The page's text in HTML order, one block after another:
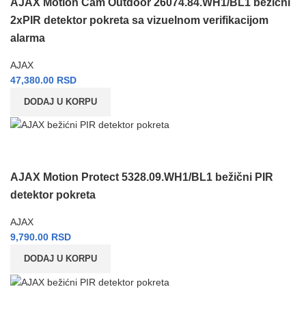
2xPIR detektor pokreta sa vizuelnom verifikacijom
alarma
AJAX
47,380.00 RSD
DODAJ U KORPU
AJAX Motion Protect 5328.09.WH1/BL1 bežični PIR
detektor pokreta
AJAX
9,790.00 RSD
DODAJ U KORPU